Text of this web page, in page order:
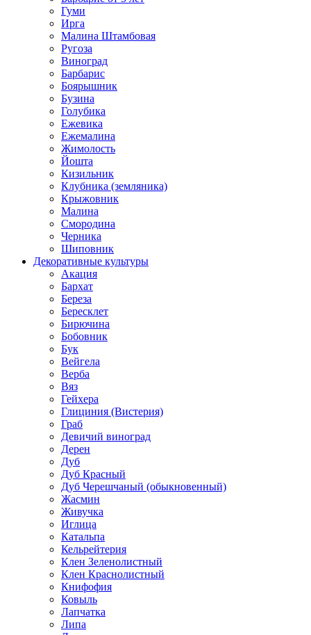
Гуми
Ирга
Малина Штамбовая
Ругоза
Виноград
Барбарис
Боярышник
Бузина
Голубика
Ежевика
Ежемалина
Жимолость
Йошта
Кизильник
Клубника (земляника)
Крыжовник
Малина
Смородина
Черника
Шиповник
Декоративные культуры
Акация
Бархат
Береза
Бересклет
Бирючина
Бобовник
Бук
Вейгела
Верба
Вяз
Гейхера
Глициния (Вистерия)
Граб
Девичий виноград
Дерен
Дуб
Дуб Красный
Дуб Черешчаный (обыкновенный)
Жасмин
Живучка
Иглица
Катальпа
Кельрейтерия
Клен Зеленолистный
Клен Краснолистный
Книфофия
Ковыль
Лапчатка
Липа